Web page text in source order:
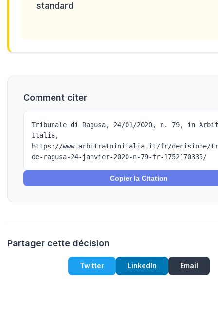
standard
Comment citer
Tribunale di Ragusa, 24/01/2020, n. 79, in
Italia,
https://www.arbitratoinitalia.it/fr/decisione/
de-ragusa-24-janvier-2020-n-79-fr-1752170335/
Copier la Citation
Partager cette décision
Twitter LinkedIn Email